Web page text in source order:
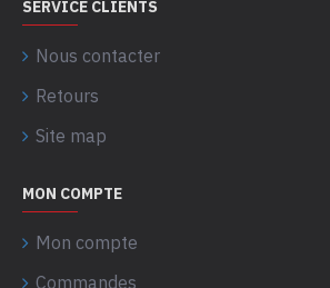
SERVICE CLIENTS
Nous contacter
Retours
Site map
MON COMPTE
Mon compte
Commandes